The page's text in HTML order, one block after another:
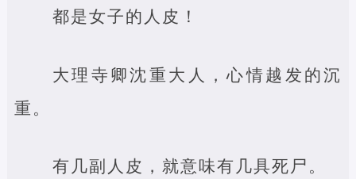
都是女子的人皮！
大理寺卿沈重大人，心情越发的沉
重。
有几副人皮，就意味有几具死尸。